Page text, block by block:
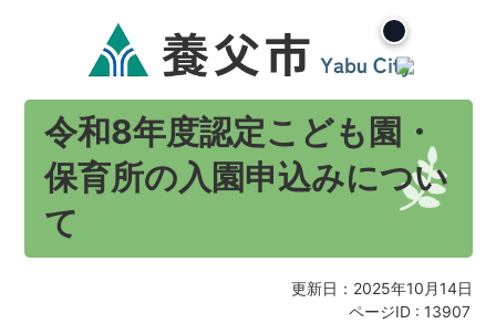
令和8年度認定こども園・
保育所の入園申込みについ
て
更新日：2025年10月14日
ページID : 13907